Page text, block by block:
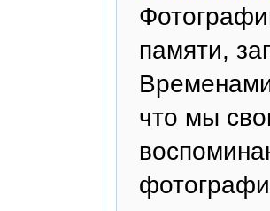
памяти,
что мы